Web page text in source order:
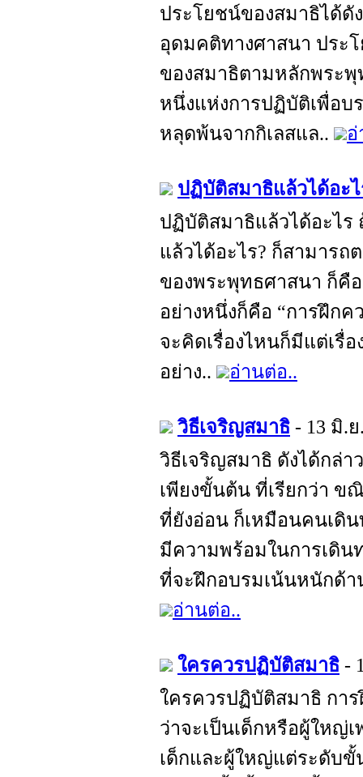
ประโยชน์ของสมาธิได้ดั
อุดมคติทางศาสนา ประ
ของสมาธิตามหลักพระ
หนึ่งแห่งการปฏิบัติเพื่อบ
หลุดพ้นจากกิเลสแล..
ปฏิบัติสมาธิแล้วได้อะ
ปฏิบัติสมาธิแล้วได้อะไ
แล้วได้อะไร? ก็สามารถ
ของพระพุทธศาสนา ก็คื
อย่างหนึ่งก็คือ “การฝึกค
จะคิดเรื่องไหนก็มีแต่เรื่
อย่าง..
อ่านต่อ..
วิธีเจริญสมาธิ - 13 มิ.ย
วิธีเจริญสมาธิ ดังได้กล่า
เพียงขั้นต้น ที่เรียกว่า ข
ที่ยังอ่อน ก็เหมือนคนเดิ
มีความพร้อมในการเดิน
ที่จะฝึกอบรมเน้นหนักด้
อ่านต่อ..
ใครควรปฏิบัติสมาธิ -
ใครควรปฏิบัติสมาธิ กา
ว่าจะเป็นเด็กหรือผู้ใหญ่
เด็กและผู้ใหญ่แต่ระดับ